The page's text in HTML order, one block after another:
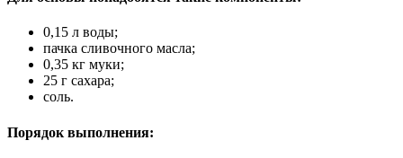
0,15 л воды;
пачка сливочного масла;
0,35 кг муки;
25 г сахара;
соль.
Порядок выполнения: